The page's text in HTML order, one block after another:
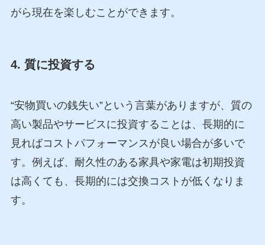
がら現在を楽しむことができます。
4. 質に投資する
“安物買いの銭失い”という言葉がありますが、質の
高い製品やサービスに投資することは、長期的に
見ればコストパフォーマンスが良い場合が多いで
す。例えば、耐久性のある家具や家電は初期投資
は高くても、長期的には交換コストが低くなりま
す。